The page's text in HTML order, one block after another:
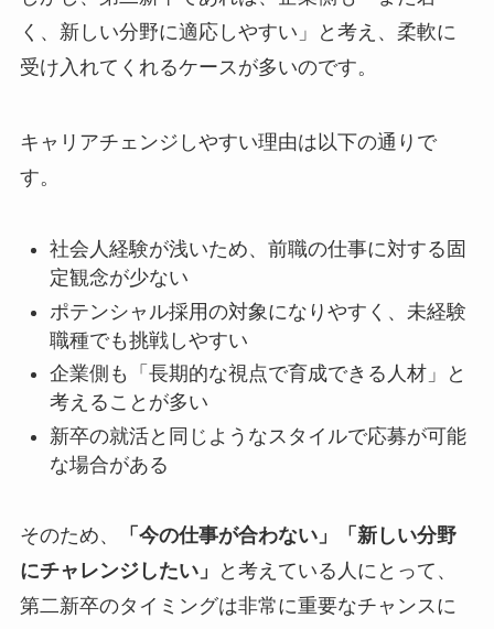
く、新しい分野に適応しやすい」と考え、柔軟に
受け入れてくれるケースが多いのです。
キャリアチェンジしやすい理由は以下の通りで
す。
社会人経験が浅いため、前職の仕事に対する固
定観念が少ない
ポテンシャル採用の対象になりやすく、未経験
職種でも挑戦しやすい
企業側も「長期的な視点で育成できる人材」と
考えることが多い
新卒の就活と同じようなスタイルで応募が可能
な場合がある
そのため、
「今の仕事が合わない」「新しい分野
にチャレンジしたい」
と考えている人にとって、
第二新卒のタイミングは非常に重要なチャンスに